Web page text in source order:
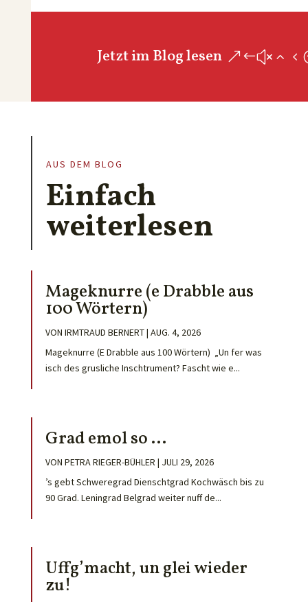
Jetzt im Blog lesen
AUS DEM BLOG
Einfach
weiterlesen
Mageknurre (e Drabble aus
100 Wörtern)
VON IRMTRAUD BERNERT| AUG. 4, 2026
Mageknurre (E Drabble aus 100 Wörtern) „Un fer was
isch des grusliche Inschtrument? Fascht wie e...
Grad emol so …
VON PETRA RIEGER-BÜHLER | JULI 29, 2026
’s gebt Schweregrad Dienschtgrad Kochwäsch bis zu
90 Grad. Leningrad Belgrad weiter nuff de...
Uffg’macht, un glei wieder
zu!